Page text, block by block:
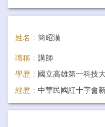
任教科目：運動傷害貼紮
姓名： 簡昭漢
職稱： 講師
學歷： 國立高雄第一科技
經歷： 中華民國紅十字會
任教科目：安全教育與急